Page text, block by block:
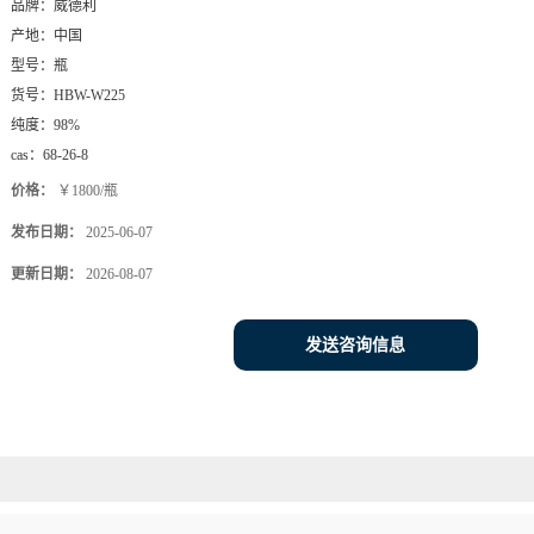
品牌： 威德利
产地： 中国
型号： 瓶
货号： HBW-W225
纯度： 98%
cas： 68-26-8
价格： ￥1800/瓶
发布日期： 2025-06-07
更新日期： 2026-08-07
发送咨询信息